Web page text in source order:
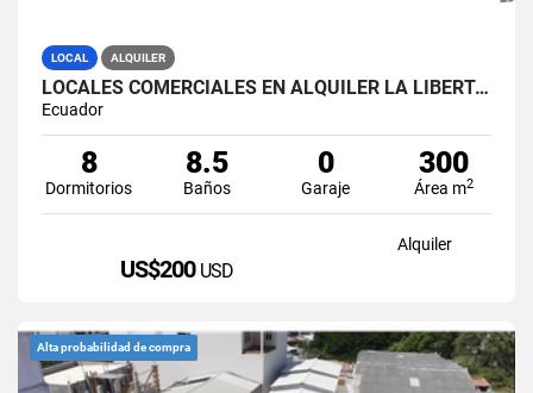
LOCAL ALQUILER
LOCALES COMERCIALES EN ALQUILER LA LIBERTAD AV. 9 OCTUBRE
Ecuador
8
Dormitorios
8.5
Baños
0
Garaje
300
Área m2
Alquiler
US$200 USD
Alta probabilidad de compra